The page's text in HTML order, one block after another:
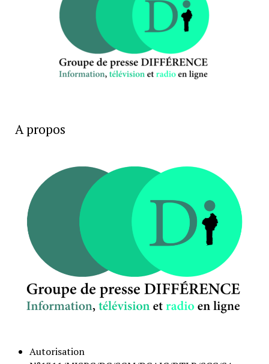
A propos
Autorisation